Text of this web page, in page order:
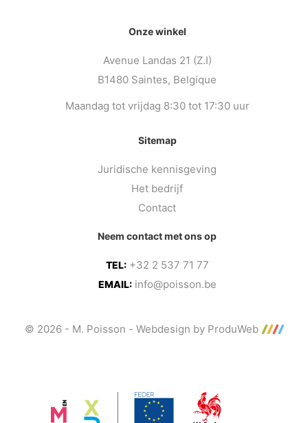
Onze winkel
Avenue Landas 21 (Z.I)
B1480 Saintes, Belgique
Maandag tot vrijdag 8:30 tot 17:30 uur
Sitemap
Juridische kennisgeving
Het bedrijf
Contact
Neem contact met ons op
TEL: +32 2 537 71 77
EMAIL: info@poisson.be
© 2026 - M. Poisson - Webdesign by ProduWeb